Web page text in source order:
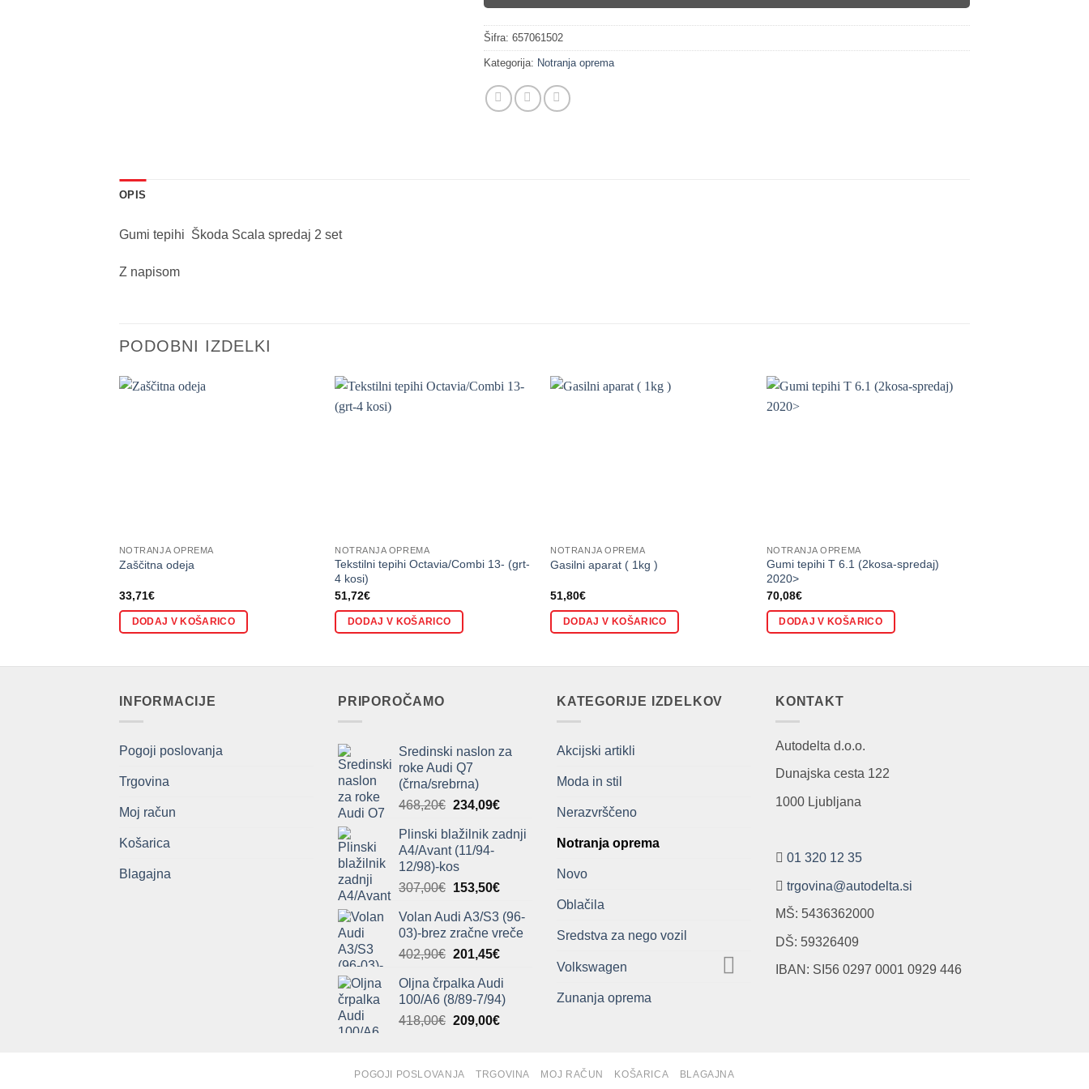
Šifra: 657061502
Kategorija: Notranja oprema
OPIS
Gumi tepihi Škoda Scala spredaj 2 set
Z napisom
PODOBNI IZDELKI
NOTRANJA OPREMA
Zaščitna odeja
33,71€
DODAJ V KOŠARICO
NOTRANJA OPREMA
Tekstilni tepihi Octavia/Combi 13- (grt-
4 kosi)
51,72€
DODAJ V KOŠARICO
NOTRANJA OPREMA
Gasilni aparat ( 1kg )
51,80€
DODAJ V KOŠARICO
NOTRANJA OPREMA
Gumi tepihi T 6.1 (2kosa-spredaj)
2020>
70,08€
DODAJ V KOŠARICO
INFORMACIJE
Pogoji poslovanja
Trgovina
Moj račun
Košarica
Blagajna
PRIPOROČAMO
Sredinski naslon za
roke Audi Q7
(črna/srebrna)
468,20€ Izvirna
je
bila:
468,20€.
234,09€Trenutna
je:
Plinski blažilnik zadnji
A4/Avant (11/94-
12/98)-kos
307,00€ Izvirna
je
bila:
307,00€.
153,50€Trenutna
je:
153,50€.
Volan Audi A3/S3 (96-
03)-brez zračne vreče
402,90€ Izvirna
je
bila:
402,90€.
201,45€Trenutna
je:
201,45€.
Oljna črpalka Audi
100/A6 (8/89-7/94)
418,00€ Izvirna
bila:
209,00€Trenutna
209,00€.
KATEGORIJE IZDELKOV
Akcijski artikli
Moda in stil
Nerazvrščeno
Notranja oprema
Novo
Oblačila
Sredstva za nego vozil
Volkswagen
Zunanja oprema
KONTAKT
Autodelta d.o.o.
Dunajska cesta 122
1000 Ljubljana
01 320 12 35
trgovina@autodelta.si
MŠ: 5436362000
DŠ: 59326409
IBAN: SI56 0297 0001 0929 446
POGOJI POSLOVANJA TRGOVINA MOJ RAČUN KOŠARICA BLAGAJNA